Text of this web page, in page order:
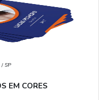
/ SP
EM CORES